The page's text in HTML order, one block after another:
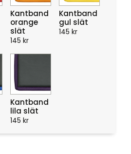
Kantband
orange
slät
145 kr
Kantband
gul slät
145 kr
Kantband
lila slät
145 kr